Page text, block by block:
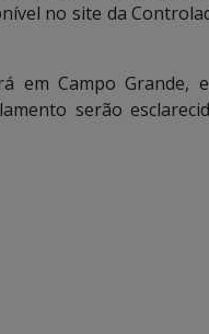
no site da
em Campo Grande,
serão